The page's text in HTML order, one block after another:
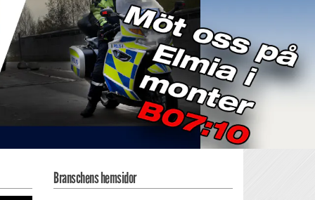
Branschens hemsidor